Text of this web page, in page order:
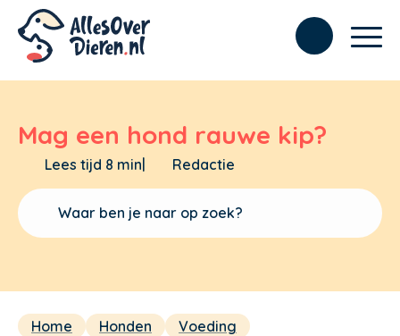
Mag een hond rauwe kip?
Lees tijd 8 min| Redactie
Home Honden
Voeding